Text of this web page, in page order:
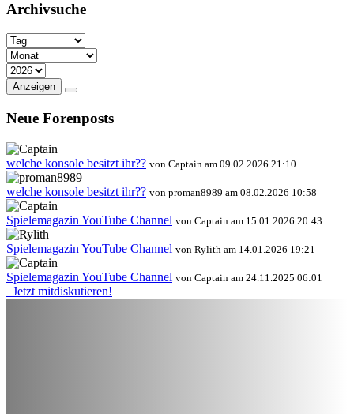
Archivsuche
Anzeigen
Neue Forenposts
welche konsole besitzt ihr?? von Captain am 09.02.2026 21:10
welche konsole besitzt ihr?? von proman8989 am 08.02.2026 10:58
Spielemagazin YouTube Channel von Captain am 15.01.2026 20:43
Spielemagazin YouTube Channel von Rylith am 14.01.2026 19:21
Spielemagazin YouTube Channel von Captain am 24.11.2025 06:01
Jetzt mitdiskutieren!